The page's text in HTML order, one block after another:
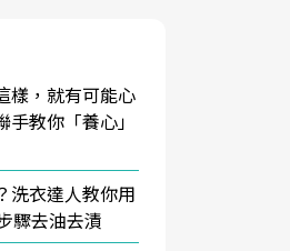
樣，就有可能心
教你「養心」
洗衣達人教你用
驟去油去漬